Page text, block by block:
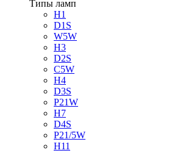
Типы ламп
H1
D1S
W5W
H3
D2S
C5W
H4
D3S
P21W
H7
D4S
P21/5W
H11